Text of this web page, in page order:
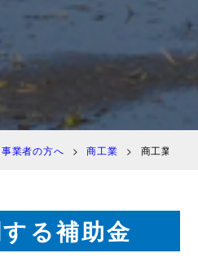
事業者の方へ 商工業 商工業に関
る補助金